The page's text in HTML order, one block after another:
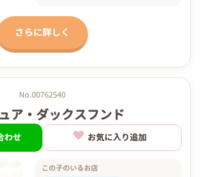
さらに詳しく
No.00762540
ア・ダックスフンド
わせ お気に入り追加
この子のいるお店